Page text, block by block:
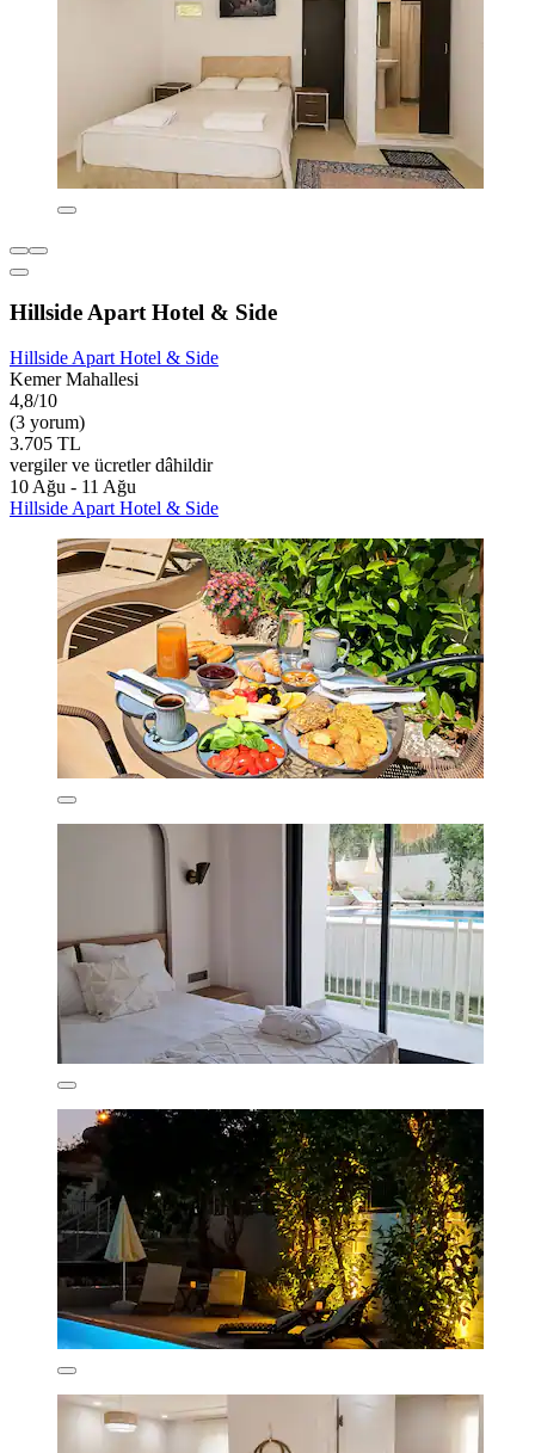
Hillside Apart Hotel & Side
Hillside Apart Hotel & Side
Kemer Mahallesi
4,8/10
(3 yorum)
3.705 TL
vergiler ve ücretler dâhildir
10 Ağu - 11 Ağu
Hillside Apart Hotel & Side